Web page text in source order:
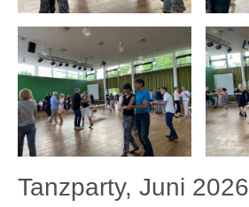
Tanzparty, Juni 2026